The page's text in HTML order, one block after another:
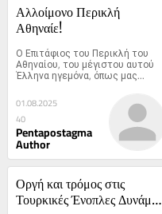
Αλλοίμονο Περικλή
Αθηναίε!
Ο Επιτάφιος του Περικλή του
Αθηναίου, του μέγιστου αυτού
Έλληνα ηγεμόνα, όπως μας...
01.08.2025
40
Pentapostagma
Author
Οργή και τρόμος στις
Τουρκικές Ένοπλες Δυνάμεις